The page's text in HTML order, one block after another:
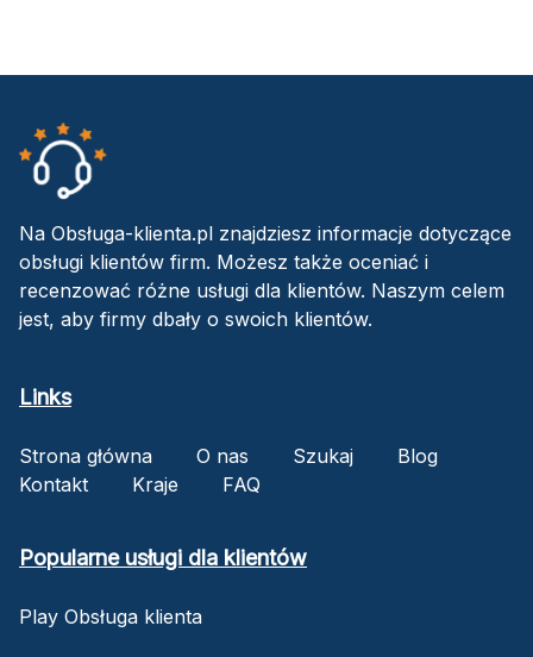
Na Obsługa-klienta.pl znajdziesz informacje dotyczące
obsługi klientów firm. Możesz także oceniać i
recenzować różne usługi dla klientów. Naszym celem
jest, aby firmy dbały o swoich klientów.
Links
Strona główna O nas Szukaj
Blog
Kontakt
Kraje FAQ
Popularne usługi dla klientów
Play Obsługa klienta